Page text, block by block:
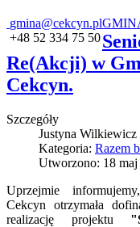
gmina@cekcyn.pl
+48 52 334 75 50
Re(Akcji) w
Cekcyn.
Szczegóły
Justyna Wilkiewicz
Kategoria: Razem
Utworzono: 18 maj
Uprzejmie
Cekcyn otrzymała
realizację projektu